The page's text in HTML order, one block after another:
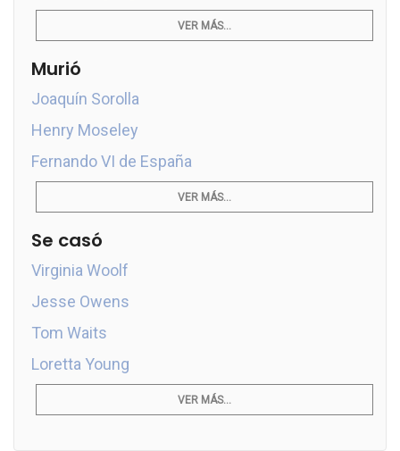
VER MÁS...
Murió
Joaquín Sorolla
Henry Moseley
Fernando VI de España
VER MÁS...
Se casó
Virginia Woolf
Jesse Owens
Tom Waits
Loretta Young
VER MÁS...